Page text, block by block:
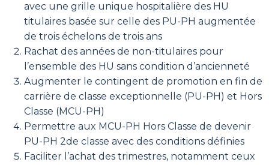
avec une grille unique hospitalière des HU
titulaires basée sur celle des PU-PH augmentée
de trois échelons de trois ans
Rachat des années de non-titulaires pour
l’ensemble des HU sans condition d’ancienneté
Augmenter le contingent de promotion en fin de
carrière de classe exceptionnelle (PU-PH) et Hors
Classe (MCU-PH)
Permettre aux MCU-PH Hors Classe de devenir
PU-PH 2de classe avec des conditions définies
Faciliter l’achat des trimestres, notamment ceux